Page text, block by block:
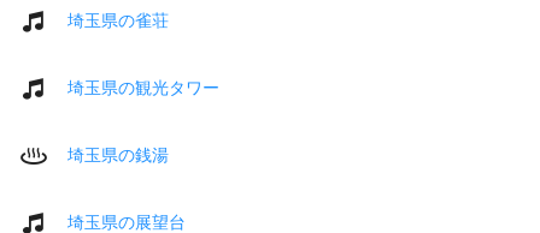
埼玉県の雀荘
埼玉県の観光タワー
埼玉県の銭湯
埼玉県の展望台